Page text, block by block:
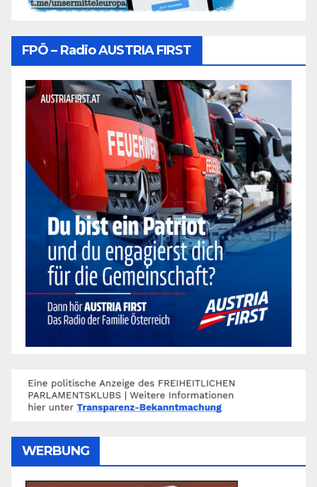
FPÖ – Radio AUSTRIA FIRST
WERBUNG